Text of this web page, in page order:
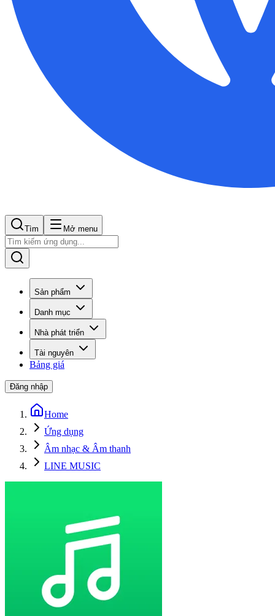
Tìm Mở menu
Sản phẩm
Danh mục
Nhà phát triển
Tài nguyên
Bảng giá
Đăng nhập
Home
Ứng dụng
Âm nhạc & Âm thanh
LINE MUSIC